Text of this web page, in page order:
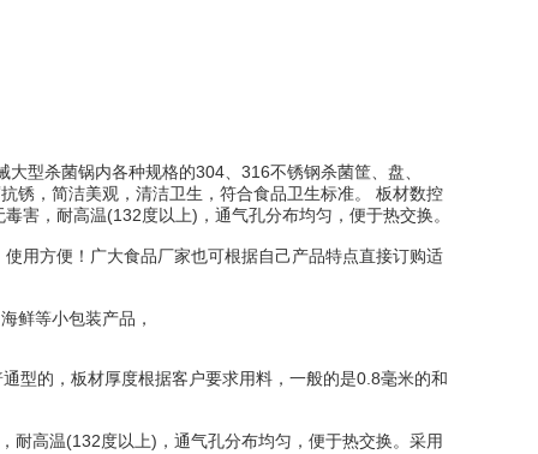
大型杀菌锅内各种规格的304、316不锈钢杀菌筐、盘、
锈，简洁美观，清洁卫生，符合食品卫生标准。 板材数控
害，耐高温(132度以上)，通气孔分布均匀，便于热交换。
方便！广大食品厂家也可根据自己产品特点直接订购适
等小包装产品，
的，板材厚度根据客户要求用料，一般的是0.8毫米的和
高温(132度以上)，通气孔分布均匀，便于热交换。采用